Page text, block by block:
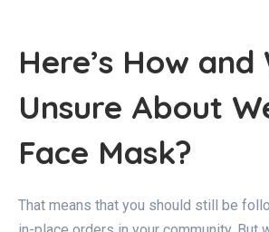
Here’s How and
Unsure About
Face Mask?
That means that you should still be